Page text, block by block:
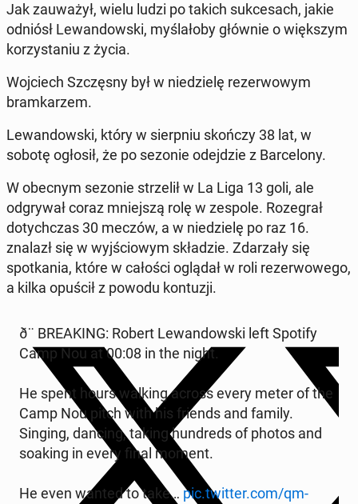
Jak za­uważył, wielu ludzi po takich sukce­sach, jakie
odniósł Lewandows­ki, myślało­by głównie o więk­szym
ko­rzys­ta­niu z życia.
Wo­j­ciech Szczęs­ny był w niedzielę rez­er­wowym
bramkarzem.
Lewandows­ki, który w sierp­niu skończy 38 lat, w
sobotę ogłosił, że po sezonie ode­jdzie z Barcelony.
W obecnym sezonie strzelił w La Liga 13 goli, ale
odgry­wał coraz mniejszą rolę w zespole. Roze­grał
doty­chczas 30 meczów, a w niedzielę po raz 16.
znalazł się w wyjś­ciowym składzie. Zdarza­ły się
spotka­nia, które w całości oglądał w roli rez­er­wowego,
a kilka opuścił z powodu kon­tuzji.
ð¨ BREAK­ING: Robert Lewandows­ki left Spotify
Camp Nou at 00:08 in the night.
He spent hours walking across every meter of the
Camp Nou pitch with his friends and family.
Singing, dancing, taking hun­dreds of photos and
soaking in every final moment.
He even wanted to take… pic.twitter.com/qm­